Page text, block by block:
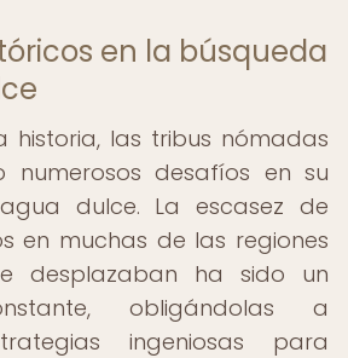
en la búsqueda
las tribus nómadas
numerosos desafíos en su
dulce. La escasez de
en muchas de las regiones
desplazaban ha sido un
obligándolas a
ingeniosas para